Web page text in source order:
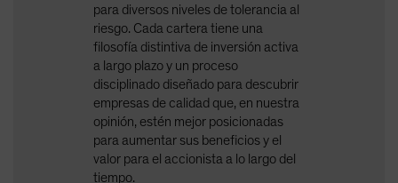
para diversos niveles de tolerancia al
riesgo. Cada cartera tiene una
filosofía distintiva de inversión activa
a largo plazo y un proceso
disciplinado diseñado para descubrir
empresas de calidad que, en nuestra
opinión, estén mejor posicionadas
para aumentar sus beneficios y el
valor para el accionista a lo largo del
tiempo.